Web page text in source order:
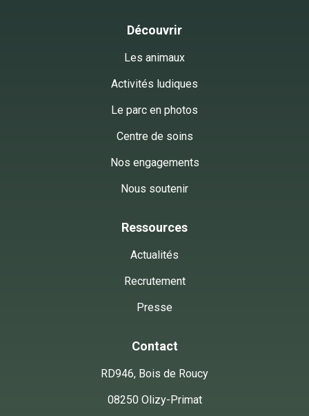
Découvrir
Les animaux
Activités ludiques
Le parc en photos
Centre de soins
Nos engagements
Nous soutenir
Ressources
Actualités
Recrutement
Presse
Contact
RD946, Bois de Roucy
08250 Olizy-Primat
Utilise des cookies !
Nous avons attendu d'être certains que le contenu de ce site vous
accompagner pendant votre visite.